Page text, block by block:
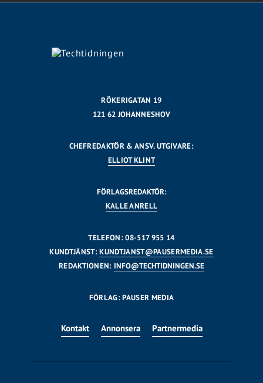
RÖKERIGATAN 19
121 62 JOHANNESHOV
CHEFREDAKTÖR & ANSV. UTGIVARE:
ELLIOT KLINT
FÖRLAGSREDAKTÖR:
KALLE ANRELL
TELEFON: 08-517 955 14
KUNDTJÄNST:KUNDTJANST@PAUSERMEDIA.SE
REDAKTIONEN: INFO@TECHTIDNINGEN.SE
FÖRLAG: PAUSER MEDIA
Kontakt Annonsera Partnermedia